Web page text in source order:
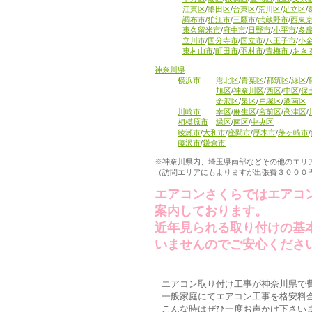
江東区/墨田区/台東区/荒川区/足立区/
調布市/狛江市/三鷹市/武蔵野市/西東
東久留米市/府中市/日野市/小平市/多
立川市/国分寺市/国立市/八王子市/小
東村山市/町田市/羽村市/青梅市 /あき
神奈川県
横浜市
港北区/青葉区/都筑区/緑区/
旭区/神奈川区/西区/中区/保
金沢区/泉区/戸塚区/港南区
川崎市
幸区/麻生区/宮前区/高津区/
相模原市
緑区/南区/中央区
綾瀬市/大和市/座間市/厚木市/茅ヶ崎市/
藤沢市/鎌倉市
※神奈川県内、埼玉県南部などその他のエリ
（訪問エリアにもよりますが出張費３０００
エアコンさくらではエアコ
案内しております。
近年見られる取り付けの基
いませんのでご安心くださ
エアコン取り付け工事が神奈川県で
一般家庭にてエアコン工事を格安料
こんな時はぜひ一度お声かけ下さい